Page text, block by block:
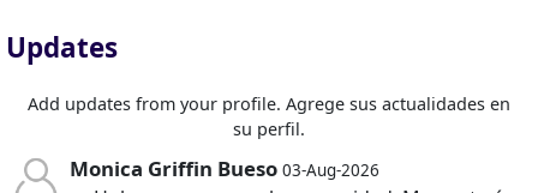
Updates
Add updates from your profile. Agrege sus actualidades en
su perfil.
Monica Griffin Bueso 03-Aug-2026